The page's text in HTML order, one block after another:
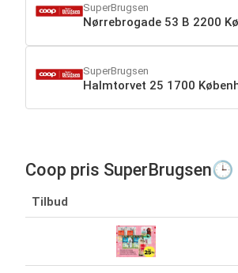
SuperBrugsen
Nørrebrogade 53 B 2200
SuperBrugsen
Halmtorvet 25 1700
Coop pris SuperBrugsen🕒
Tilbud